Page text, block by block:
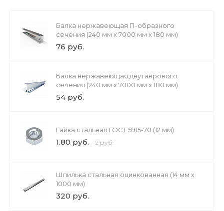
Балка нержавеющая П-образного
сечения (240 мм х 7000 мм х 180 мм)
76 руб.
Балка нержавеющая двутаврового
сечения (240 мм х 7000 мм х 180 мм)
54 руб.
Гайка стальная ГОСТ 5915-70 (12 мм)
1.80 руб. 2 руб.
Шпилька стальная оцинкованная (14 мм х
1000 мм)
320 руб.